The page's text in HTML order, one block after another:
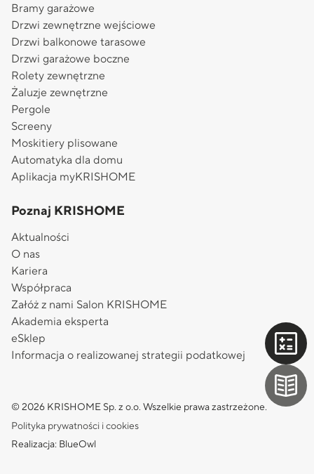
Bramy garażowe
Drzwi zewnętrzne wejściowe
Drzwi balkonowe tarasowe
Drzwi garażowe boczne
Rolety zewnętrzne
Żaluzje zewnętrzne
Pergole
Screeny
Moskitiery plisowane
Automatyka dla domu
Aplikacja myKRISHOME
Poznaj KRISHOME
Aktualności
O nas
Kariera
Współpraca
Załóż z nami Salon KRISHOME
Akademia eksperta
eSklep
Informacja o realizowanej strategii podatkowej
© 2026 KRISHOME Sp. z o.o. Wszelkie prawa zastrzeżone.
Polityka prywatności i cookies
Realizacja: BlueOwl